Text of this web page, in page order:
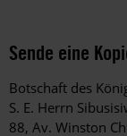
Sende eine
Botschaft des
S. E. Herrn
88, Av. Winston